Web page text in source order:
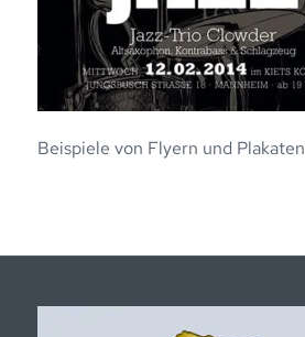
Beispiele von Flyern und Plakaten